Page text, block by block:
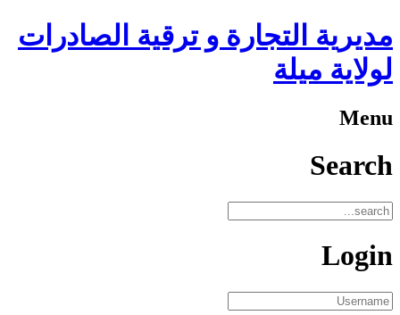
مديرية التجارة و ترقية الصادرات
لولاية ميلة
Menu
Search
Login